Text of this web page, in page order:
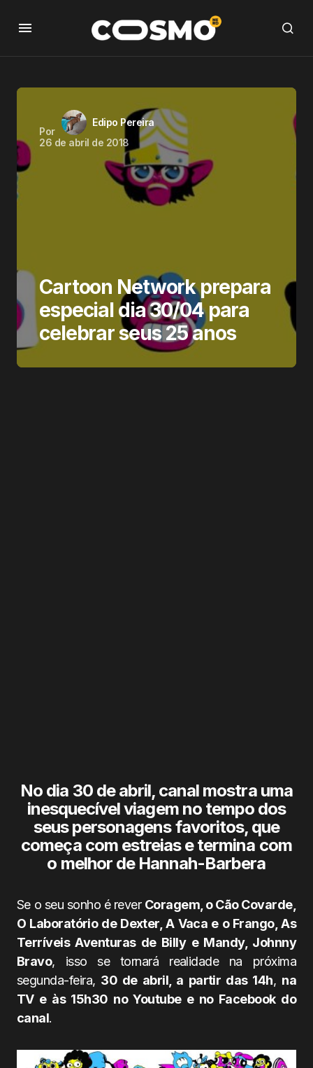
Por
Edipo Pereira
26 de abril de 2018
Cartoon Network prepara
especial dia 30/04 para
celebrar seus 25 anos
No dia 30 de abril, canal mostra uma
inesquecível viagem no tempo dos
seus personagens favoritos, que
começa com estreias e termina com
o melhor de Hannah-Barbera
Se o seu sonho é rever Coragem, o Cão Covarde,
O Laboratório de Dexter, A Vaca e o Frango, As
Terríveis Aventuras de Billy e Mandy, Johnny
Bravo, isso se tornará realidade na próxima
segunda-feira, 30 de abril, a partir das 14h, na
TV e às 15h30 no Youtube e no Facebook do
canal.